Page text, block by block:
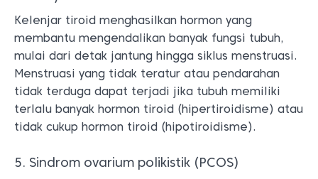
Kelenjar tiroid menghasilkan hormon yang
membantu mengendalikan banyak fungsi tubuh,
mulai dari detak jantung hingga siklus menstruasi.
Menstruasi yang tidak teratur atau pendarahan
tidak terduga dapat terjadi jika tubuh memiliki
terlalu banyak hormon tiroid (hipertiroidisme) atau
tidak cukup hormon tiroid (hipotiroidisme).
5. Sindrom ovarium polikistik (PCOS)